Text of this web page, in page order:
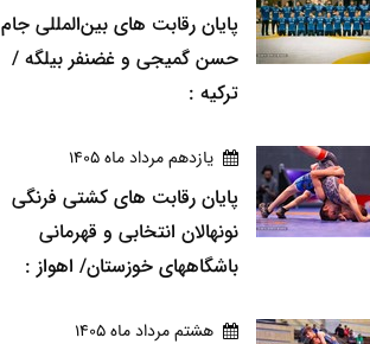
پایان رقابت های بین‌المللی جام
حسن گمیجی و غضنفر بیلگه /
ترکیه :
يازدهم مرداد ماه 1405
پایان رقابت های کشتی فرنگی
نونهالان انتخابی و قهرمانی
باشگاههای خوزستان/ اهواز :
هشتم مرداد ماه 1405